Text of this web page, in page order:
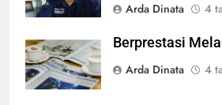
Arda Dinata
4
Berprestasi
Arda Dinata
4